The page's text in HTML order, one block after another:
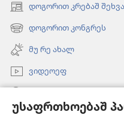
უსაფრთხოებაშ
დოგორით კრებაშ
(ახალ
ფანჯარაშ
გონწყუმა)
დოგორით კონგრეს
(ახალ
ფანჯარაშ
გონწყუმა)
მუ რე ახალ
ვიდეოეფ